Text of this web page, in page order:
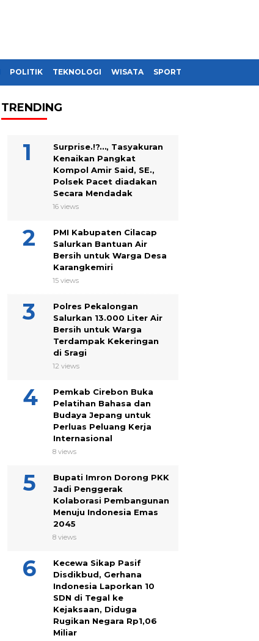
POLITIK TEKNOLOGI WISATA SPORT
TRENDING
Surprise.!?…, Tasyakuran
Kenaikan Pangkat
Kompol Amir Said, SE.,
Polsek Pacet diadakan
Secara Mendadak
16 views
PMI Kabupaten Cilacap
Salurkan Bantuan Air
Bersih untuk Warga Desa
Karangkemiri
15 views
Polres Pekalongan
Salurkan 13.000 Liter Air
Bersih untuk Warga
Terdampak Kekeringan
di Sragi
12 views
Pemkab Cirebon Buka
Pelatihan Bahasa dan
Budaya Jepang untuk
Perluas Peluang Kerja
Internasional
8 views
Bupati Imron Dorong PKK
Jadi Penggerak
Kolaborasi Pembangunan
Menuju Indonesia Emas
2045
8 views
Kecewa Sikap Pasif
Disdikbud, Gerhana
Indonesia Laporkan 10
SDN di Tegal ke
Kejaksaan, Diduga
Rugikan Negara Rp1,06
Miliar